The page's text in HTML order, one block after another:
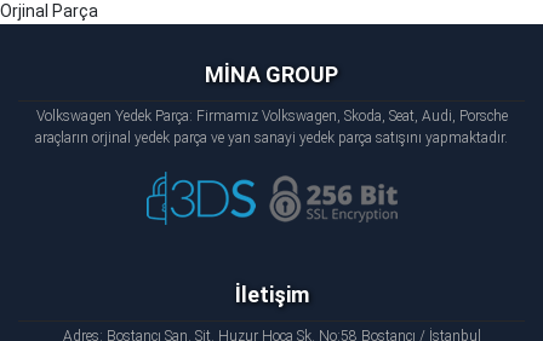
Orjinal Parça
MİNA GROUP
Volkswagen Yedek Parça: Firmamız Volkswagen, Skoda, Seat, Audi, Porsche
araçların orjinal yedek parça ve yan sanayi yedek parça satışını yapmaktadır.
İletişim
Adres: Bostancı San. Sit. Huzur Hoca Sk. No:58 Bostancı / İstanbul